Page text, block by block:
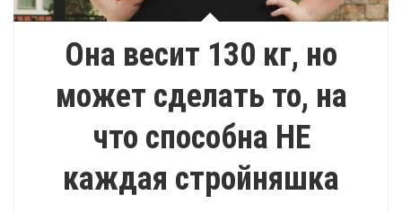
Она весит 130 кг, но
может сделать то, на
что способна НЕ
каждая стройняшка